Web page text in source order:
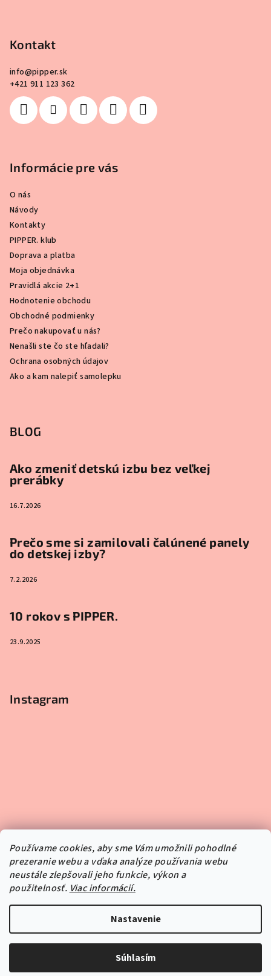
Používame cookies, aby sme Vám umožnili pohodlné
prezeranie webu a vďaka analýze používania webu
neustále zlepšovali jeho funkcie, výkon a
použitelnosť. Viac informácií.
Nastavenie
Súhlasím
Kontakt
info@pipper.sk
+421 911 123 362
Informácie pre vás
O nás
Návody
Kontakty
PIPPER. klub
Doprava a platba
Moja objednávka
Pravidlá akcie 2+1
Hodnotenie obchodu
Obchodné podmienky
Prečo nakupovať u nás?
Nenašli ste čo ste hľadali?
Ochrana osobných údajov
Ako a kam nalepiť samolepku
BLOG
Ako zmeniť detskú izbu bez veľkej
prerábky
16.7.2026
Prečo sme si zamilovali čalúnené panely
do detskej izby?
7.2.2026
10 rokov s PIPPER.
23.9.2025
Instagram
Sledovať na Instagrame
Vytvoril Shoptet